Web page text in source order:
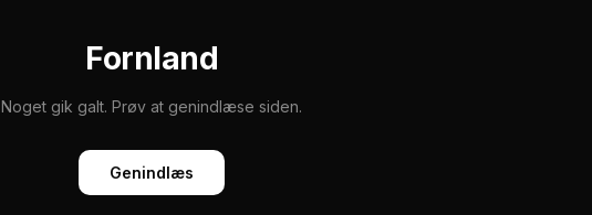
Fornland
Noget gik galt. Prøv at genindlæse siden.
Genindlæs